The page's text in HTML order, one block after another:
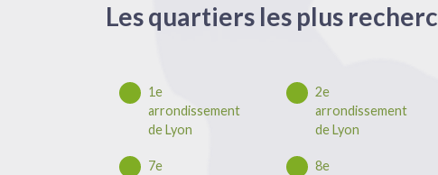
Les quartiers les plus
1e
arrondissement
de Lyon
2e
arrondissement
de Lyon
7e
8e